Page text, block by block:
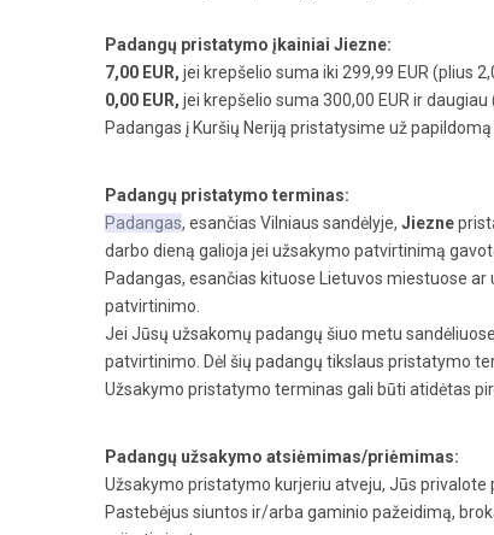
Padangų pristatymo įkainiai Jiezne:
7,00 EUR, jei krepšelio suma iki 299,99 EUR (plius
0,00 EUR, jei krepšelio suma 300,00 EUR ir
Padangas į Kuršių Neriją pristatysime už papildomą
Padangų pristatymo terminas:
Padangas, esančias Vilniaus sandėlyje, Jiezne
darbo dieną galioja jei užsakymo patvirtinimą
Padangas, esančias kituose Lietuvos miestuose
patvirtinimo.
Jei Jūsų užsakomų padangų šiuo metu
patvirtinimo. Dėl šių padangų tikslaus pristatymo
Užsakymo pristatymo terminas gali būti atidėtas
Padangų užsakymo atsiėmimas/priėmimas:
Užsakymo pristatymo kurjeriu atveju, Jūs
Pastebėjus siuntos ir/arba gaminio pažeidimą,